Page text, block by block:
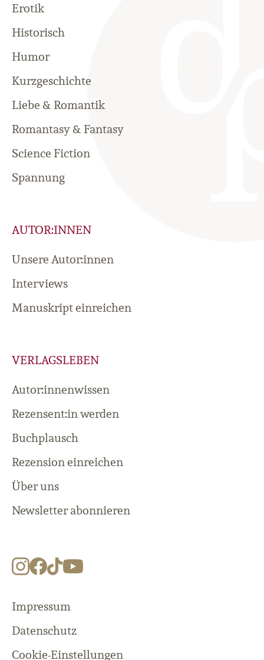
Erotik
Historisch
Humor
Kurzgeschichte
Liebe & Romantik
Romantasy & Fantasy
Science Fiction
Spannung
AUTOR:INNEN
Unsere Autor:innen
Interviews
Manuskript einreichen
VERLAGSLEBEN
Autor:innenwissen
Rezensent:in werden
Buchplausch
Rezension einreichen
Über uns
Newsletter abonnieren
Impressum
Datenschutz
Cookie-Einstellungen